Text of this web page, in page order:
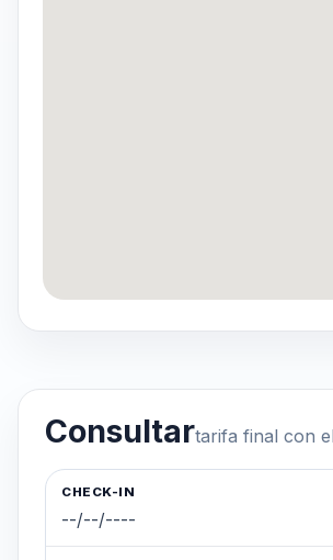
Consultartarifa final con
CHECK-IN